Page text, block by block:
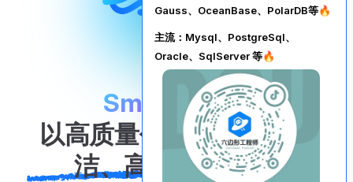
Gauss、OceanBase、PolarDB等🔥
主流：Mysql、PostgreSql、
Oracle、SqlServer 等🔥
SmartAdmin
以高质量代码为核心，简
洁、高效、安全！